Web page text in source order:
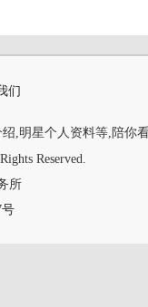
们
,明星个人资料等,陪你
Reserved.
所
号